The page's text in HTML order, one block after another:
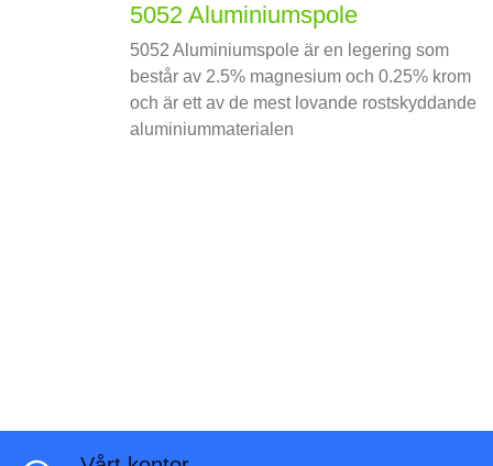
5052 Aluminiumspole
5052 Aluminiumspole är en legering som
består av 2.5% magnesium och 0.25% krom
och är ett av de mest lovande rostskyddande
aluminiummaterialen